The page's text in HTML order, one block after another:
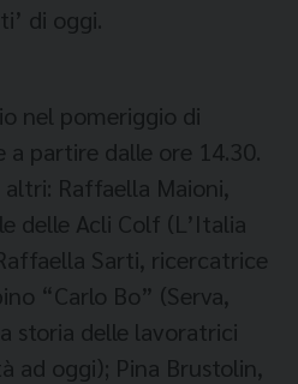
di oggi.
nel pomeriggio di
partire dalle ore 14.30.
Raffaella Maioni,
delle Acli Colf (L’Italia
Sarti, ricercatrice
“Carlo Bo” (Serva,
storia delle lavoratrici
ad oggi); Pina Brustolin,